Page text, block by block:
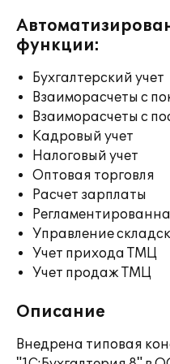
функции:
Бухгалтерский учет
Взаиморасчеты с
Взаиморасчеты с
Кадровый учет
Налоговый учет
Оптовая торговля
Расчет зарплаты
Управление
Учет прихода ТМЦ
Учет продаж ТМЦ
Описание
Внедрена типовая